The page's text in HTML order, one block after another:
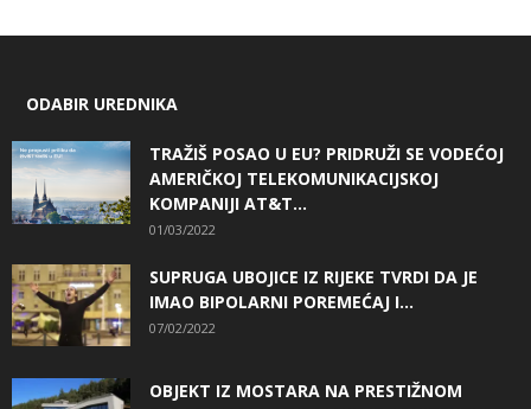
ODABIR UREDNIKA
TRAŽIŠ POSAO U EU? PRIDRUŽI SE VODEĆOJ
AMERIČKOJ TELEKOMUNIKACIJSKOJ
KOMPANIJI AT&T...
01/03/2022
SUPRUGA UBOJICE IZ RIJEKE TVRDI DA JE
IMAO BIPOLARNI POREMEĆAJ I...
07/02/2022
OBJEKT IZ MOSTARA NA PRESTIŽNOM